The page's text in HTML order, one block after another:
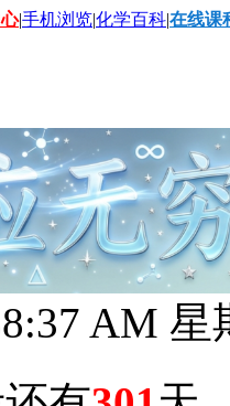
|手机浏览|化学百科|在线课
AM 星